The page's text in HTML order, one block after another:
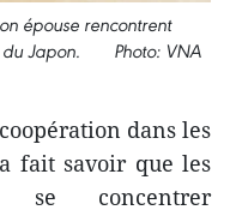
épouse rencontrent
du Japon. Photo: VNA
dans les
fait savoir que les
se concentrer